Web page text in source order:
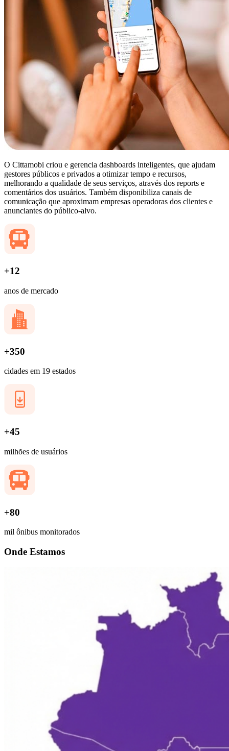
O Cittamobi criou e gerencia dashboards inteligentes, que ajudam
gestores públicos e privados a otimizar tempo e recursos,
melhorando a qualidade de seus serviços, através dos reports e
comentários dos usuários. Também disponibiliza canais de
comunicação que aproximam empresas operadoras dos clientes e
anunciantes do público-alvo.
+12
anos de mercado
+350
cidades em 19 estados
+45
milhões de usuários
+80
mil ônibus monitorados
Onde Estamos